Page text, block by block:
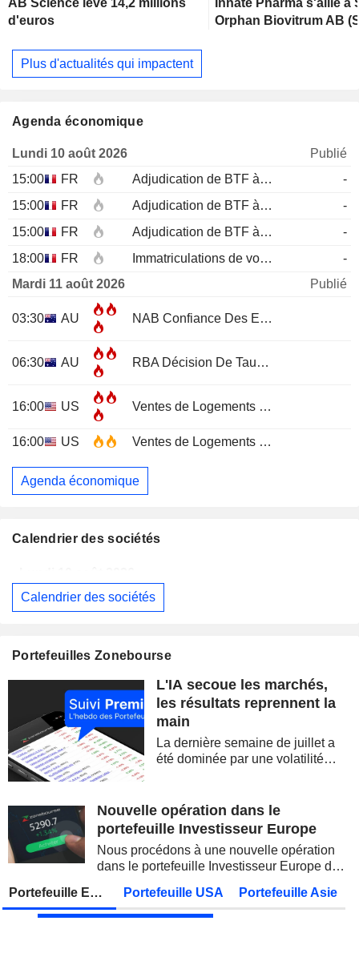
AB Science lève 14,2 millions
d'euros
Innate Pharma s'allie à
Orphan Biovitrum AB
Plus d'actualités qui impactent
Agenda économique
Lundi 10 août 2026
Publié
15:00
FR Adjudication de BTF à 12 mois
-
15:00
FR Adjudication de BTF à 6 mois
-
15:00
FR Adjudication de BTF à 3 mois
-
18:00
FR Immatriculations de voitures neuves (annuelles)
-
Mardi 11 août 2026
Publié
03:30 AU NAB Confiance Des Entreprises
06:30 AU RBA Décision De Taux D'Intérêt
16:00 US Ventes de Logements Existants
16:00 US Ventes de Logements Existants (Mensuel)
Agenda économique
Calendrier des sociétés
WESTPAC BANKING CORPORATION
SIMON PROPERTY GROUP, INC.
FERGUSON ENTERPRISES INC. Publication des résultats - Q2 2026 12:45
ROCKET LAB CORPORATION
MOORE THREADS TECHNOLOGY CO., LTD. Publication des résultats - Q2 2026
AMRIZE AG
JBS N.V. Publication des résultats - Q2 2026
GEA GROUP AG
Lundi 10 août 2026
VIEL & CIE Publication des résultats - Q2 2026
Calendrier des sociétés
Portefeuilles Zonebourse
L'IA secoue les marchés,
les résultats reprennent la
main
La dernière semaine de juillet a
été dominée par une volatilité
semi-conducteurs. Les
inquiétudes sur la soutenabilité
Nouvelle opération dans le
portefeuille Investisseur Europe
Nous procédons à une nouvelle opération
dans le portefeuille Investisseur Europe de
Portefeuille Europe Portefeuille USA Portefeuille Asie